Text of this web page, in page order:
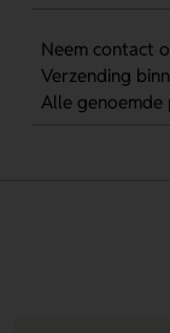
Neem contact
Verzending
Alle genoemde